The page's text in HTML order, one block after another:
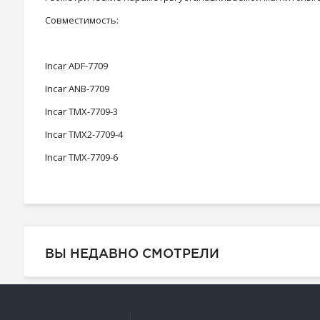
Совместимость:
Incar ADF-7709
Incar ANB-7709
Incar TMX-7709-3
Incar TMX2-7709-4
Incar TMX-7709-6
ВЫ НЕДАВНО СМОТРЕЛИ